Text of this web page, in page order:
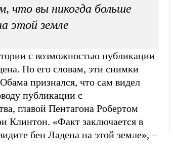
что вы никогда больше
этой земле
с возможностью публикации
По его словам, эти снимки
признался, что сам видел
публикации с
главой Пентагона Робертом
Клинтон. «Факт заключается в
бен Ладена на этой земле»,–